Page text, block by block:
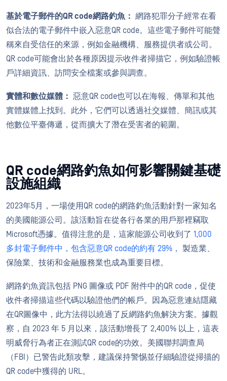
基於電子郵件的QR code網路釣魚： 網路犯罪分子經常在看
似合法的電子郵件中嵌入惡意QR code。這些電子郵件可能聲
稱來自受信任的來源，例如金融機構、服務提供者或公司。
QR code可能會出於各種原因提示收件者掃描它，例如驗證帳
戶詳細資訊、訪問安全檔案或參與調查。
實體和數位媒體： 惡意QR code也可以在海報、傳單和其他
實體媒體上找到。此外，它們可以透過社交媒體、簡訊或其
他數位平臺傳遞，從而擴大了潛在受害者的範圍。
QR code網路釣魚如何影響關鍵基礎
設施組織
2023年5月，一場使用QR code的網路釣魚活動針對一家知名
的美國能源公司。該活動旨在從各行各業的用戶那裡竊取
Microsoft憑據。值得注意的是，這家能源公司收到了 1,000
多封電子郵件中，包含惡意QR code的約有 29%，
製造業、
保險業、技術和金融服務業也成為重要目標。
網路釣魚資訊包括 PNG 圖像或 PDF 附件中的QR code，促使
收件者掃描這些代碼以驗證他們的帳戶。因為惡意連結隱藏
在QR圖像中，此方法得以繞過了反網路釣魚解決方案。據觀
察，自 2023 年 5 月以來，該活動增長了 2,400% 以上，這表
明威脅行為者正在測試QR code的功效。美國聯邦調查局
（FBI）已警告此類攻擊，建議保持警惕並仔細驗證從掃描的
QR code中獲得的 URL。